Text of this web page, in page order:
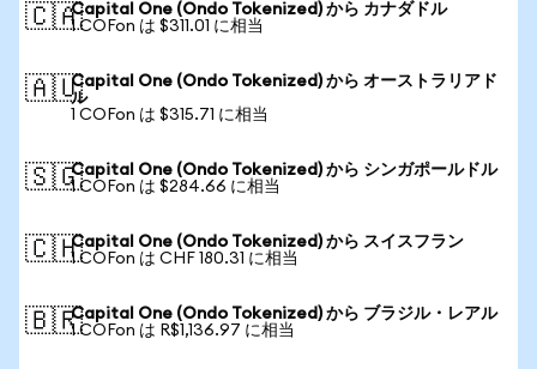
🇨🇦Capital One (Ondo Tokenized) から カナダドル
1 COFon は $311.01 に相当
🇦🇺Capital One (Ondo Tokenized) から オーストラリアド
ル
1 COFon は $315.71 に相当
🇸🇬Capital One (Ondo Tokenized) から シンガポールドル
1 COFon は $284.66 に相当
🇨🇭Capital One (Ondo Tokenized) から スイスフラン
1 COFon は CHF 180.31 に相当
🇧🇷Capital One (Ondo Tokenized) から ブラジル・レアル
1 COFon は R$1,136.97 に相当